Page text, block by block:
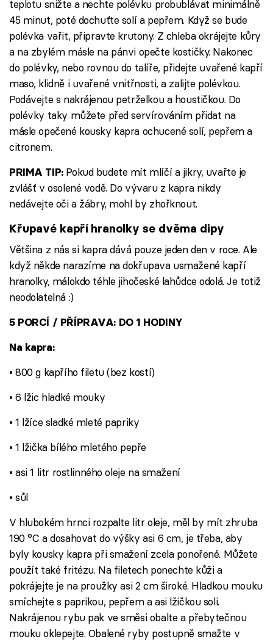
teplotu snižte a nechte polévku probublávat minimálně
45 minut, poté dochuťte solí a pepřem. Když se bude
polévka vařit, připravte krutony. Z chleba okrájejte kůry
a na zbylém másle na pánvi opečte kostičky. Nakonec
do polévky, nebo rovnou do talíře, přidejte uvařené kapří
maso, klidně i uvařené vnitřnosti, a zalijte polévkou.
Podávejte s nakrájenou petrželkou a houstičkou. Do
polévky taky můžete před servírováním přidat na
másle opečené kousky kapra ochucené solí, pepřem a
citronem.
PRIMA TIP:Pokud budete mít mlíčí a jikry, uvařte je
zvlášť v osolené vodě. Do vývaru z kapra nikdy
nedávejte oči a žábry, mohl by zhořknout.
Křupavé kapří hranolky se dvěma dipy
Většina z nás si kapra dává pouze jeden den v roce. Ale
když někde narazíme na dokřupava usmažené kapří
hranolky, málokdo téhle jihočeské lahůdce odolá. Je totiž
neodolatelná :)
5 PORCÍ / PŘÍPRAVA: DO 1 HODINY
Na kapra:
• 800 g kapřího filetu (bez kostí)
• 6 lžic hladké mouky
• 1 lžíce sladké mleté papriky
• 1 lžička bílého mletého pepře
• asi 1 litr rostlinného oleje na smažení
• sůl
V hlubokém hrnci rozpalte litr oleje, měl by mít zhruba
190 °C a dosahovat do výšky asi 6 cm, je třeba, aby
byly kousky kapra při smažení zcela ponořené. Můžete
použít také fritézu. Na filetech ponechte kůži a
pokrájejte je na proužky asi 2 cm široké. Hladkou mouku
smíchejte s paprikou, pepřem a asi lžičkou soli.
Nakrájenou rybu pak ve směsi obalte a přebytečnou
mouku oklepejte. Obalené ryby postupně smažte v